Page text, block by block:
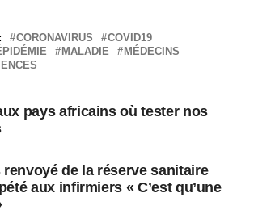
CORONAVIRUS
COVID19
MALADIE
MÉDECINS
pays africains où tester nos
renvoyé de la réserve sanitaire
aux infirmiers « C’est qu’une